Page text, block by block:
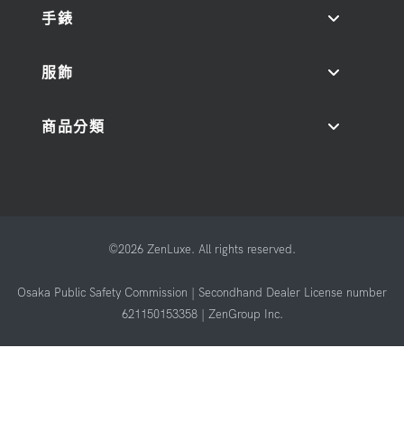
手錶
服飾
商品分類
©2026 ZenLuxe. All rights reserved.
Osaka Public Safety Commission | Secondhand Dealer License number
621150153358 | ZenGroup Inc.